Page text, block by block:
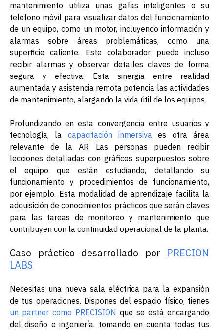
mantenimiento utiliza unas gafas inteligentes o su
teléfono móvil para visualizar datos del funcionamiento
de un equipo, como un motor, incluyendo información y
alarmas sobre áreas problemáticas, como una
superficie caliente. Este colaborador puede incluso
recibir alarmas y observar detalles claves de forma
segura y efectiva. Esta sinergia entre realidad
aumentada y asistencia remota potencia las actividades
de mantenimiento, alargando la vida útil de los equipos.
Profundizando en esta convergencia entre usuarios y
tecnología, la capacitación inmersiva es otra área
relevante de la AR. Las personas pueden recibir
lecciones detalladas con gráficos superpuestos sobre
el equipo que están estudiando, detallando su
funcionamiento y procedimientos de funcionamiento,
por ejemplo. Esta modalidad de aprendizaje facilita la
adquisición de conocimientos prácticos que serán claves
para las tareas de monitoreo y mantenimiento que
contribuyen con la continuidad operacional de la planta.
Caso práctico desarrollado por PRECION
LABS
Necesitas una nueva sala eléctrica para la expansión
de tus operaciones. Dispones del espacio físico, tienes
un partner como PRECISION que se está encargando
del diseño e ingeniería, tomando en cuenta todas tus